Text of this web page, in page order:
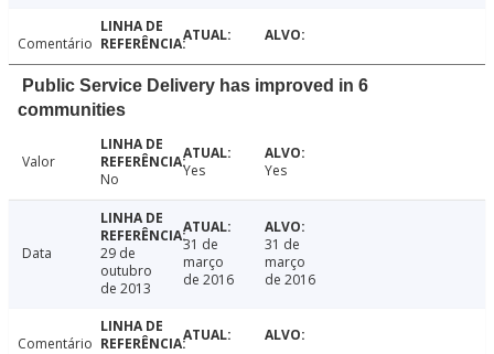
Comentário
Public Service Delivery has improved in 6
communities
Valor
No
Yes Yes
Data
29 de
outubro
de 2013
31 de
março
de 2016
31 de
março
de 2016
Comentário